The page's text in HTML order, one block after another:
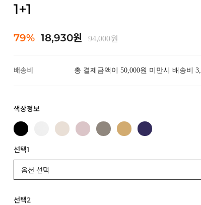
1+1
79% 18,930원 94,000원
배송비 총 결제금액이 50,000원 미만시 배송비
색상정보
선택1
선택2